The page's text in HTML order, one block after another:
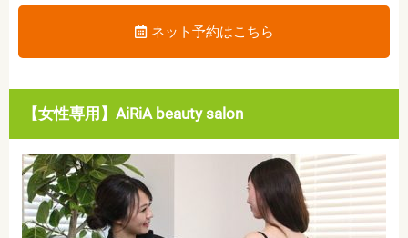
ネット予約はこちら
【女性専用】AiRiA beauty salon